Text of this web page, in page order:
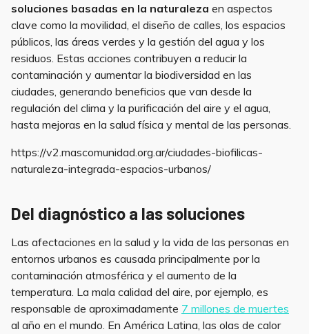
soluciones basadas en la naturaleza en aspectos
clave como la movilidad, el diseño de calles, los espacios
públicos, las áreas verdes y la gestión del agua y los
residuos. Estas acciones contribuyen a reducir la
contaminación y aumentar la biodiversidad en las
ciudades, generando beneficios que van desde la
regulación del clima y la purificación del aire y el agua,
hasta mejoras en la salud física y mental de las personas.
https://v2.mascomunidad.org.ar/ciudades-biofilicas-
naturaleza-integrada-espacios-urbanos/
Del diagnóstico a las soluciones
Las afectaciones en la salud y la vida de las personas en
entornos urbanos es causada principalmente por la
contaminación atmosférica y el aumento de la
temperatura. La mala calidad del aire, por ejemplo, es
responsable de aproximadamente 7 millones de muertes
al año en el mundo. En América Latina, las olas de calor